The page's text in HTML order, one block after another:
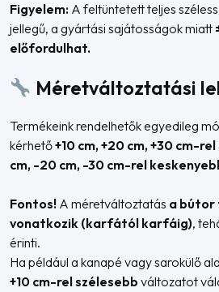
Figyelem: A feltüntetett teljes
jellegű, a gyártási sajátosságok miatt
előfordulhat.
Méretváltoztatási
Termékeink rendelhetők egyedileg
kérhető+10 cm, +20 cm, +30 cm-
cm, -20 cm, -30 cm-rel
Fontos! A méretváltoztatás a bútor
vonatkozik (karfától karfáig),
érinti.
Ha például a kanapé vagy sarokülő
+10 cm-rel szélesebb változatot